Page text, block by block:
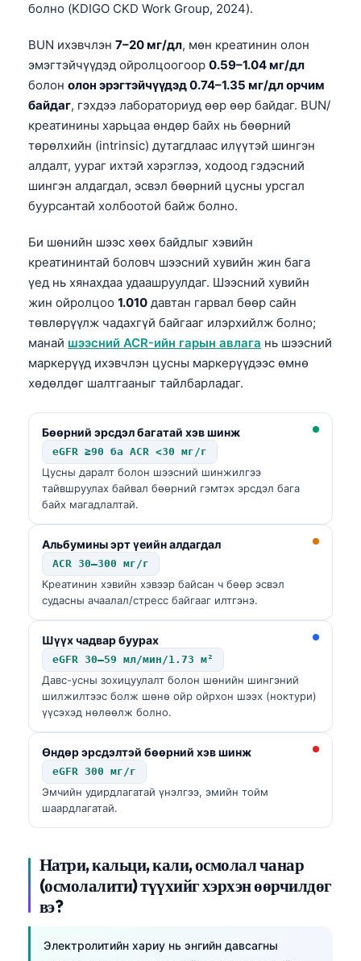
болно (KDIGO CKD Work Group, 2024).
BUN ихэвчлэн 7–20 мг/дл, мөн креатинин олон
эмэгтэйчүүдэд ойролцоогоор 0.59–1.04 мг/дл
болон олон эрэгтэйчүүдэд 0.74–1.35 мг/дл орчим
байдаг, гэхдээ лабораториуд өөр өөр байдаг. BUN/
креатинины харьцаа өндөр байх нь бөөрний
төрөлхийн (intrinsic) дутагдлаас илүүтэй шингэн
алдалт, уураг ихтэй хэрэглээ, ходоод гэдэсний
шингэн алдагдал, эсвэл бөөрний цусны урсгал
буурсантай холбоотой байж болно.
Би шөнийн шээс хөөх байдлыг хэвийн
креатининтай боловч шээсний хувийн жин бага
үед нь хянахдаа удаашруулдаг. Шээсний хувийн
жин ойролцоо 1.010 давтан гарвал бөөр сайн
төвлөрүүлж чадахгүй байгааг илэрхийлж болно;
манай шээсний ACR-ийн гарын авлага нь шээсний
маркерүүд ихэвчлэн цусны маркерүүдээс өмнө
хөдөлдөг шалтгааныг тайлбарладаг.
Бөөрний эрсдэл багатай хэв шинж
eGFR ≥90 ба ACR <30 мг/г
Цусны даралт болон шээсний шинжилгээ
тайвшруулах байвал бөөрний гэмтэх эрсдэл бага
байх магадлалтай.
Альбумины эрт үеийн алдагдал
ACR 30–300 мг/г
Креатинин хэвийн хэвээр байсан ч бөөр эсвэл
судасны ачаалал/стресс байгааг илтгэнэ.
Шүүх чадвар буурах
eGFR 30–59 мл/мин/1.73 м²
Давс-усны зохицуулалт болон шөнийн шингэний
шилжилтээс болж шөнө ойр ойрхон шээх (ноктури)
үүсэхэд нөлөөлж болно.
Өндөр эрсдэлтэй бөөрний хэв шинж
eGFR 300 мг/г
Эмчийн удирдлагатай үнэлгээ, эмийн тойм
шаардлагатай.
Натри, кальци, кали, осмолал чанар
(осмолалити) түүхийг хэрхэн өөрчилдөг
вэ?
Электролитийн хариу нь энгийн давсагны